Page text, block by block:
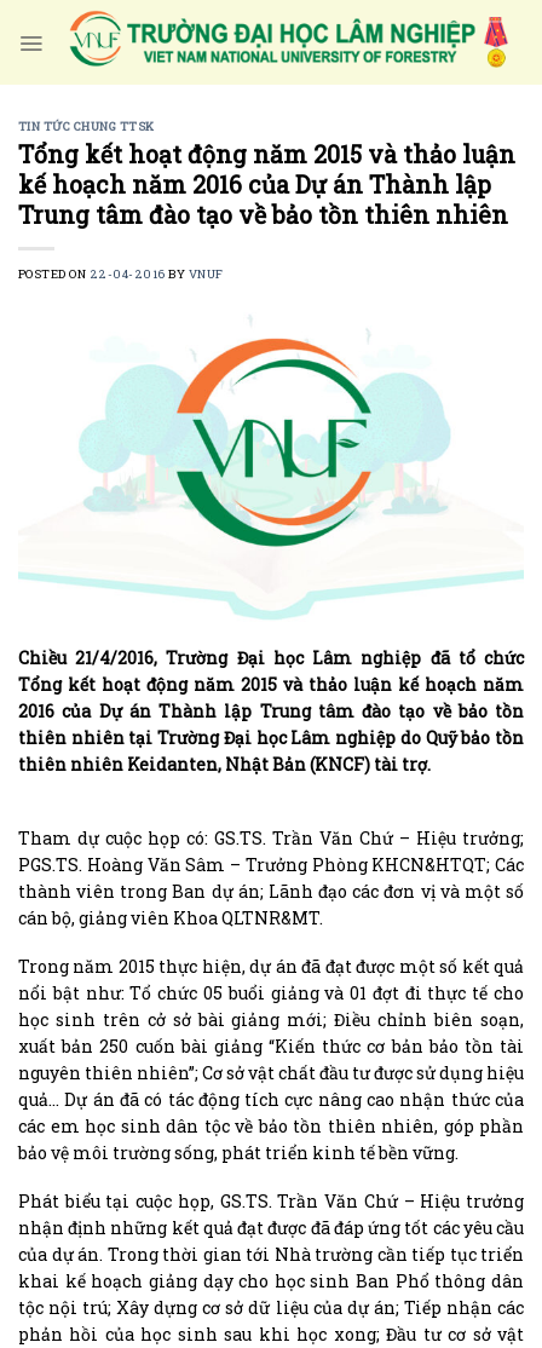
TIN TỨC CHUNG TTSK
Tổng kết hoạt động năm 2015 và thảo luận
kế hoạch năm 2016 của Dự án Thành lập
Trung tâm đào tạo về bảo tồn thiên nhiên
POSTED ON 22-04-2016 BY VNUF
Chiều 21/4/2016, Trường Đại học Lâm nghiệp đã tổ chức
Tổng kết hoạt động năm 2015 và thảo luận kế hoạch năm
2016 của Dự án Thành lập Trung tâm đào tạo về bảo tồn
thiên nhiên tại Trường Đại học Lâm nghiệp do Quỹ bảo tồn
thiên nhiên Keidanten, Nhật Bản (KNCF) tài trợ.
Tham dự cuộc họp có: GS.TS. Trần Văn Chứ – Hiệu trưởng;
PGS.TS. Hoàng Văn Sâm – Trưởng Phòng KHCN&HTQT; Các
thành viên trong Ban dự án; Lãnh đạo các đơn vị và một số
cán bộ, giảng viên Khoa QLTNR&MT.
Trong năm 2015 thực hiện, dự án đã đạt được một số kết quả
nổi bật như: Tổ chức 05 buổi giảng và 01 đợt đi thực tế cho
học sinh trên cở sở bài giảng mới; Điều chỉnh biên soạn,
xuất bản 250 cuốn bài giảng “Kiến thức cơ bản bảo tồn tài
nguyên thiên nhiên”; Cơ sở vật chất đầu tư được sử dụng hiệu
quả… Dự án đã có tác động tích cực nâng cao nhận thức của
các em học sinh dân tộc về bảo tồn thiên nhiên, góp phần
bảo vệ môi trường sống, phát triển kinh tế bền vững.
Phát biểu tại cuộc họp, GS.TS. Trần Văn Chứ – Hiệu trưởng
nhận định những kết quả đạt được đã đáp ứng tốt các yêu cầu
của dự án. Trong thời gian tới Nhà trường cần tiếp tục triển
khai kế hoạch giảng dạy cho học sinh Ban Phổ thông dân
tộc nội trú; Xây dựng cơ sở dữ liệu của dự án; Tiếp nhận các
phản hồi của học sinh sau khi học xong; Đầu tư cơ sở vật